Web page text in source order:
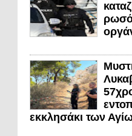
εκκλησάκι των